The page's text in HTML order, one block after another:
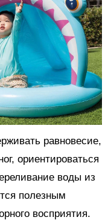
равновесие,
ориентироваться
воды из
полезным
восприятия.